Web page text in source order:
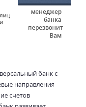
менеджер
банка
перезвонит
Вам
банк с
направления
счетов